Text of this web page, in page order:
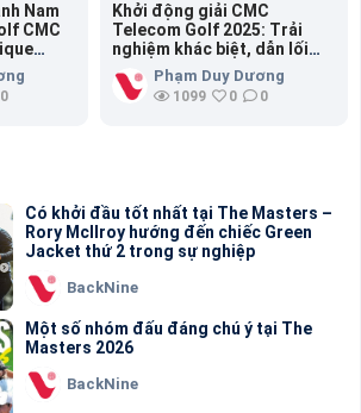
Nam
CMC
Thành
at
0
Khởi động giải CMC
Telecom Golf 2025: Trải
nghiệm khác biệt, dẫn lối
nhiệt huyết | Kicking off
CMC Telecom Golf 2025: A
unique experience, driven by
Phạm Duy Dương
1099 0 0
Có khởi đầu tốt nhất tại The Masters –
Rory McIlroy hướng đến chiếc Green
Jacket thứ 2 trong sự nghiệp
BackNine
Một số nhóm đấu đáng chú ý tại The
Masters 2026
BackNine